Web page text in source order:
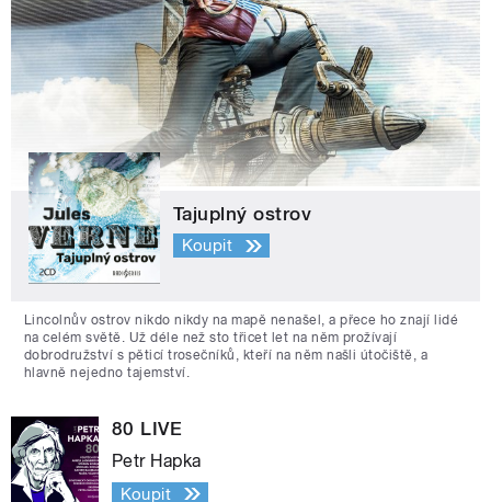
Tajuplný ostrov
Koupit
Lincolnův ostrov nikdo nikdy na mapě nenašel, a přece ho znají lidé
na celém světě. Už déle než sto třicet let na něm prožívají
dobrodružství s pěticí trosečníků, kteří na něm našli útočiště, a
hlavně nejedno tajemství.
80 LIVE
Petr Hapka
Koupit